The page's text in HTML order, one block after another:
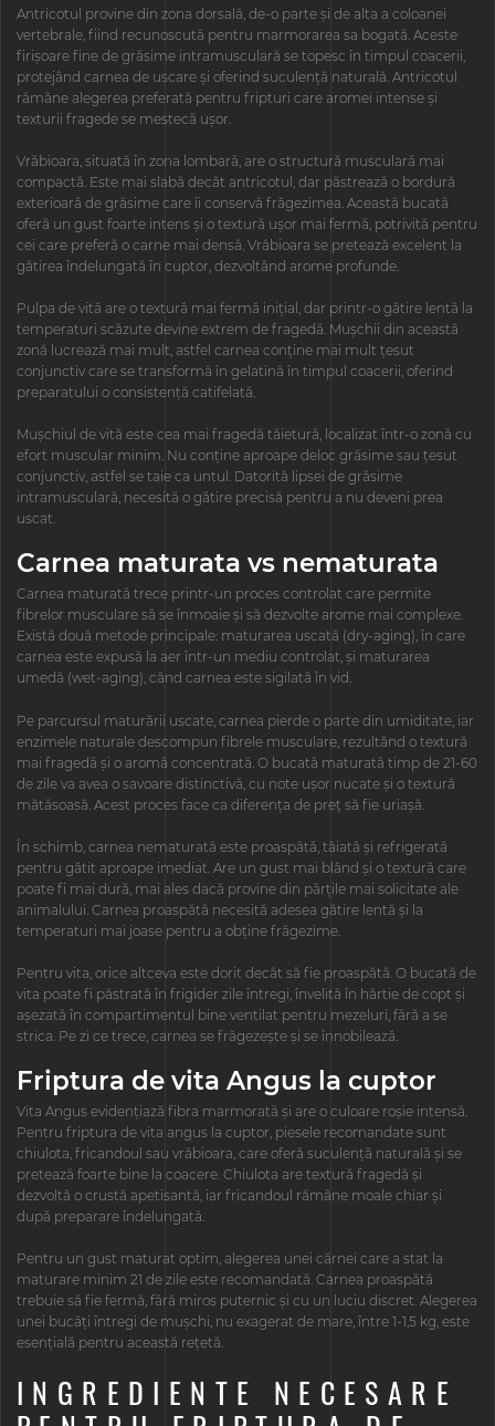
Antricotul provine din zona dorsală, de-o parte și de alta a coloanei
vertebrale, fiind recunoscută pentru marmorarea sa bogată. Aceste
firișoare fine de grăsime intramusculară se topesc în timpul coacerii,
protejând carnea de uscare și oferind suculență naturală. Antricotul
rămâne alegerea preferată pentru fripturi care aromei intense și
texturii fragede se mestecă ușor.
Vrăbioara, situată în zona lombară, are o structură musculară mai
compactă. Este mai slabă decât antricotul, dar păstrează o bordură
exterioară de grăsime care îi conservă frăgezimea. Această bucată
oferă un gust foarte intens și o textură ușor mai fermă, potrivită pentru
cei care preferă o carne mai densă. Vrăbioara se pretează excelent la
gătirea îndelungată în cuptor, dezvoltând arome profunde.
Pulpa de vită are o textură mai fermă inițial, dar printr-o gătire lentă la
temperaturi scăzute devine extrem de fragedă. Mușchii din această
zonă lucrează mai mult, astfel carnea conține mai mult țesut
conjunctiv care se transformă în gelatină în timpul coacerii, oferind
preparatului o consistență catifelată.
Mușchiul de vită este cea mai fragedă tăietură, localizat într-o zonă cu
efort muscular minim. Nu conține aproape deloc grăsime sau țesut
conjunctiv, astfel se taie ca untul. Datorită lipsei de grăsime
intramusculară, necesită o gătire precisă pentru a nu deveni prea
uscat.
Carnea maturata vs nematurata
Carnea maturată trece printr-un proces controlat care permite
fibrelor musculare să se înmoaie și să dezvolte arome mai complexe.
Există două metode principale: maturarea uscată (dry-aging), în care
carnea este expusă la aer într-un mediu controlat, și maturarea
umedă (wet-aging), când carnea este sigilată în vid.
Pe parcursul maturării uscate, carnea pierde o parte din umiditate, iar
enzimele naturale descompun fibrele musculare, rezultând o textură
mai fragedă și o aromă concentrată. O bucată maturată timp de 21-60
de zile va avea o savoare distinctivă, cu note ușor nucate și o textură
mătăsoasă. Acest proces face ca diferența de preț să fie uriașă.
În schimb, carnea nematurată este proaspătă, tăiată și refrigerată
pentru gătit aproape imediat. Are un gust mai blând și o textură care
poate fi mai dură, mai ales dacă provine din părțile mai solicitate ale
animalului. Carnea proaspătă necesită adesea gătire lentă și la
temperaturi mai joase pentru a obține frăgezime.
Pentru vita, orice altceva este dorit decât să fie proaspătă. O bucată de
vita poate fi păstrată în frigider zile întregi, învelită în hârtie de copt și
așezată în compartimentul bine ventilat pentru mezeluri, fără a se
strica. Pe zi ce trece, carnea se frăgezește și se înnobilează.
Friptura de vita Angus la cuptor
Vita Angus evidențiază fibra marmorată și are o culoare roșie intensă.
Pentru friptura de vita angus la cuptor, piesele recomandate sunt
chiulota, fricandoul sau vrăbioara, care oferă suculență naturală și se
pretează foarte bine la coacere. Chiulota are textură fragedă și
dezvoltă o crustă apetisantă, iar fricandoul rămâne moale chiar și
după preparare îndelungată.
Pentru un gust maturat optim, alegerea unei cărnei care a stat la
maturare minim 21 de zile este recomandată. Carnea proaspătă
trebuie să fie fermă, fără miros puternic și cu un luciu discret. Alegerea
unei bucăți întregi de mușchi, nu exagerat de mare, între 1-1,5 kg, este
esențială pentru această rețetă.
INGREDIENTE NECESARE